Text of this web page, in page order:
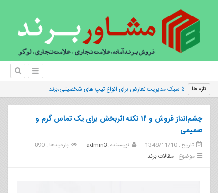
تازه ها |
چشم‌انداز فروش و ۱۲ نکته اثربخش برای یک تماس گرم و
صمیمی
تاریخ : 1348/11/10 نویسنده :admin3
بازدیدها : 890
موضوع : مقالات برند